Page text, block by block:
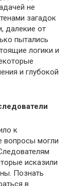
не
загадок
далекие от
пытались
логики и
и глубокой
к
вопросы могли
исказили
Познать
в